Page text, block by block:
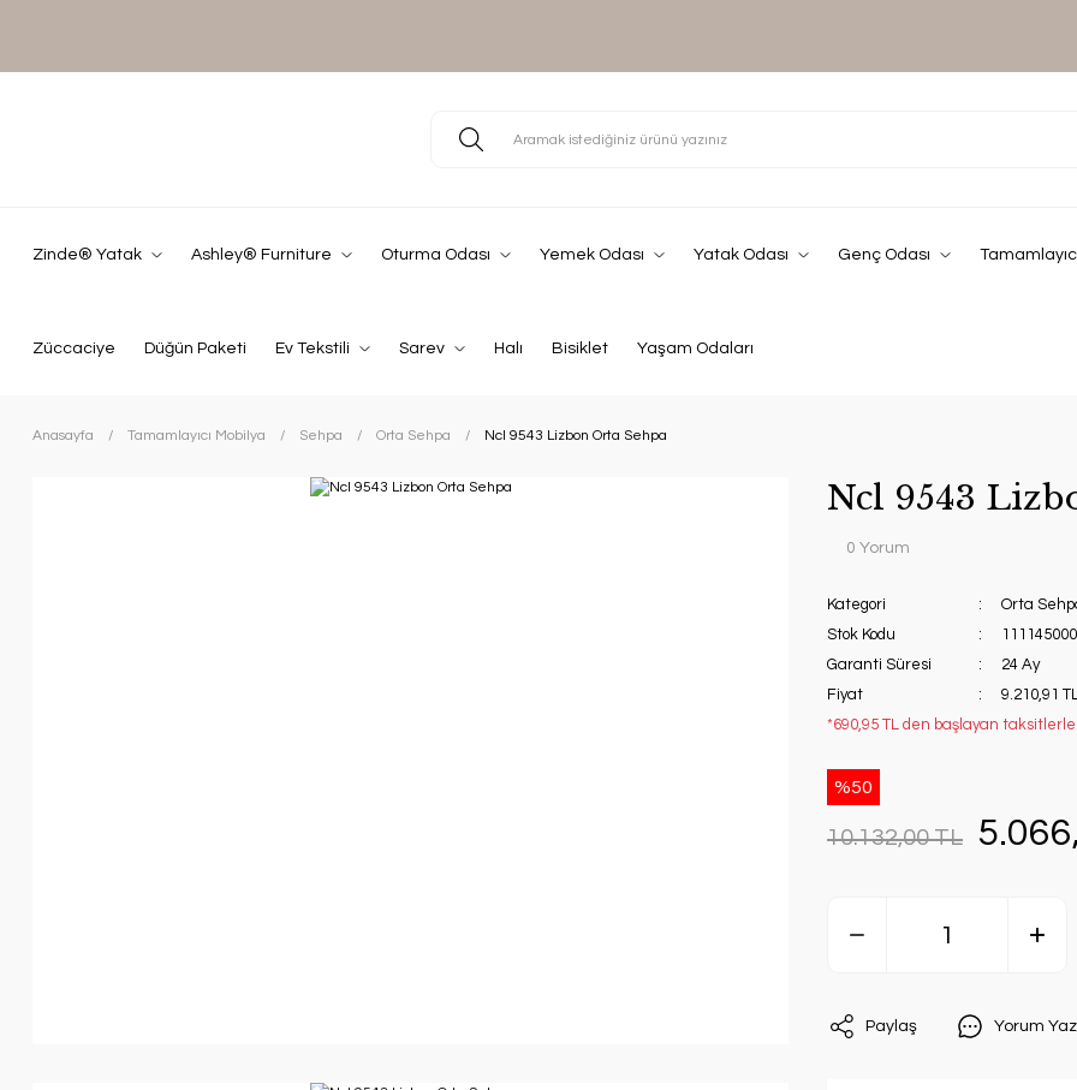
Zinde® Yatak Ashley® Furniture Oturma Odası Yemek Odası Yatak Odası Genç Odası
Züccaciye Düğün Paketi Ev Tekstili Sarev Halı Bisiklet Yaşam Odaları
Anasayfa Tamamlayıcı Mobilya Sehpa Orta Sehpa Ncl 9543 Lizbon Orta Sehpa
Ncl 9543
0 Yorum
Kategori
Orta
Stok Kodu
Garanti Süresi
24 Ay
Fiyat
9.210,91
*690,95 TL den başlayan
%50
10.132,00 TL
Paylaş Yorum Yaz